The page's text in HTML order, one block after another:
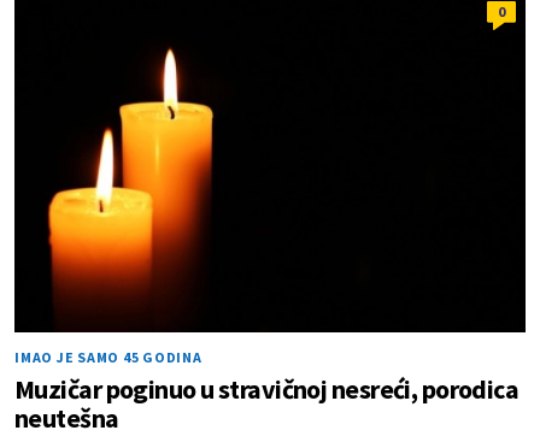
0
IMAO JE SAMO 45 GODINA
Muzičar poginuo u stravičnoj nesreći, porodica
neutešna